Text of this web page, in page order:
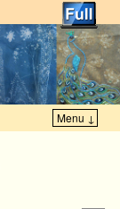
Menu ↓